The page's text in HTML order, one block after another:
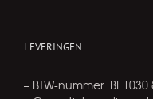
LEVERINGEN
– BTW-nummer: BE1030